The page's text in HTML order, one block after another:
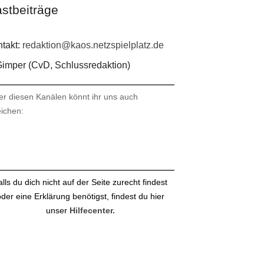
redaktion@kaos.netzspielplatz.de
(CvD, Schlussredaktion)
diesen Kanälen könnt ihr uns auch
du dich nicht auf der Seite zurecht findest
eine Erklärung benötigst, findest du hier
unser Hilfecenter.